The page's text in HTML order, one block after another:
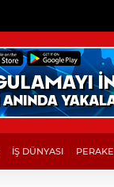
İŞ DÜNYASI